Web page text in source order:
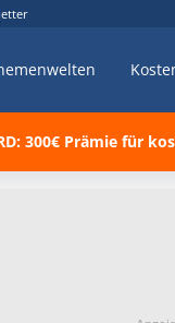
300€ Prämie für